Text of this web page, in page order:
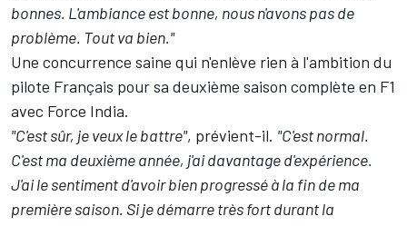
bonnes. L'ambiance est bonne, nous n'avons pas de
problème. Tout va bien."
Une concurrence saine qui n'enlève rien à l'ambition du
pilote Français pour sa deuxième saison complète en F1
avec Force India.
"C'est sûr, je veux le battre", prévient-il. "C'est normal.
C'est ma deuxième année, j'ai davantage d'expérience.
J'ai le sentiment d'avoir bien progressé à la fin de ma
première saison. Si je démarre très fort durant la